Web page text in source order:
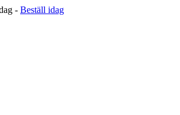
- Beställ idag